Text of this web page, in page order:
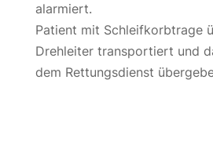
alarmiert.
Patient mit Schleifkorbtrage
Drehleiter transportiert und
dem Rettungsdienst